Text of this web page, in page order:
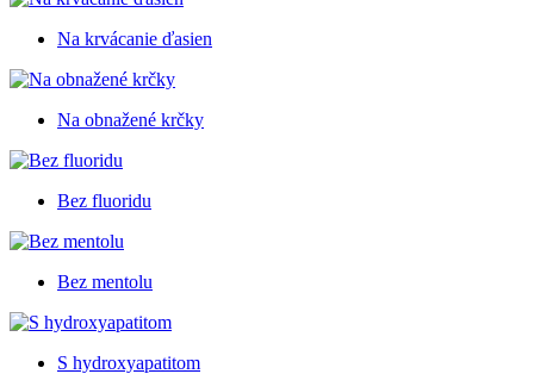
Na krvácanie ďasien
Na obnažené krčky
Bez fluoridu
Bez mentolu
S hydroxyapatitom